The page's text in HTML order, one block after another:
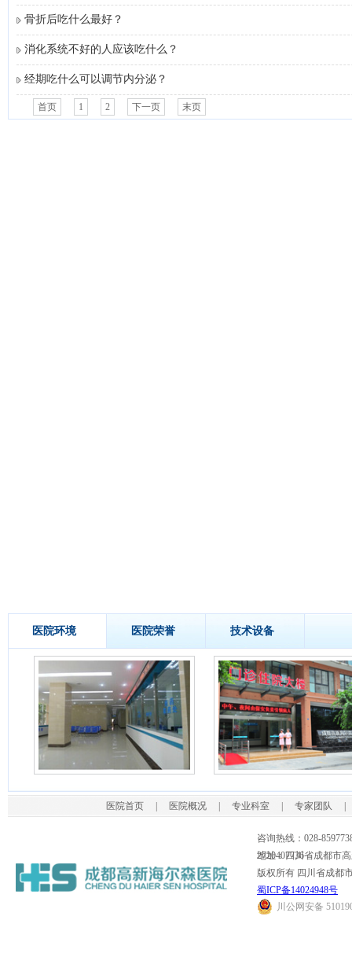
骨折后吃什么最好？
消化系统不好的人应该吃什么？
经期吃什么可以调节内分泌？
首页 1 2 下一页 末页
医院环境 医院荣誉 技术设备
医院首页 医院概况 专业科室 专家团队
咨询热线：028-
2720407736
地址：四川省成都市
版权所有 四川省成都
蜀ICP备14024948号
川公网安备